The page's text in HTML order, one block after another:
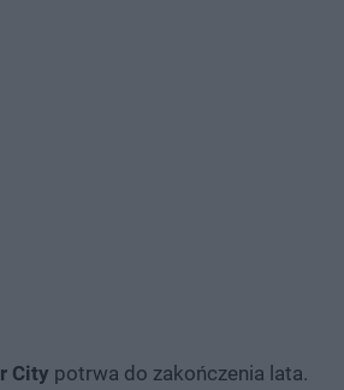
City potrwa do zakończenia lata.